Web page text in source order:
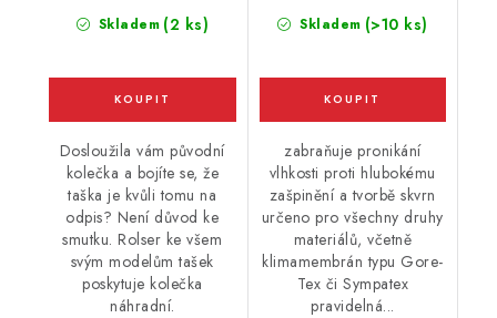
Skladem (2 ks)
Dosloužila vám původní
kolečka a bojíte se, že
taška je kvůli tomu na
odpis? Není důvod ke
smutku. Rolser ke všem
svým modelům tašek
poskytuje kolečka
náhradní.
Skladem (>10 ks)
zabraňuje pronikání
vlhkosti proti hlubokému
zašpinění a tvorbě skvrn
určeno pro všechny druhy
materiálů, včetně
klimamembrán typu Gore-
Tex či Sympatex
pravidelná...